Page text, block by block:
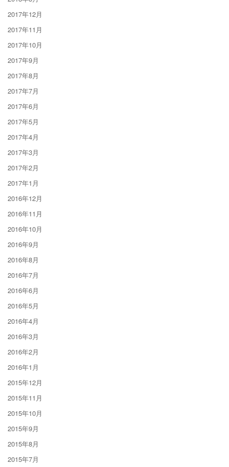
2017年12月
2017年11月
2017年10月
2017年9月
2017年8月
2017年7月
2017年6月
2017年5月
2017年4月
2017年3月
2017年2月
2017年1月
2016年12月
2016年11月
2016年10月
2016年9月
2016年8月
2016年7月
2016年6月
2016年5月
2016年4月
2016年3月
2016年2月
2016年1月
2015年12月
2015年11月
2015年10月
2015年9月
2015年8月
2015年7月